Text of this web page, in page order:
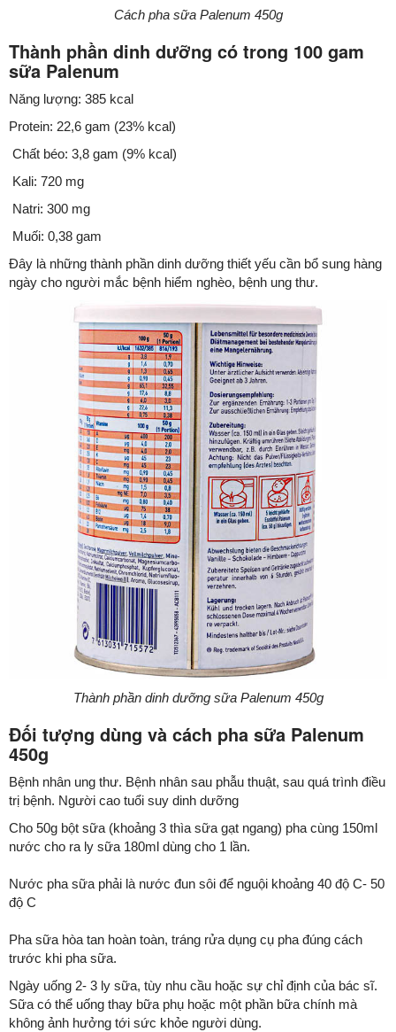
Cách pha sữa Palenum 450g
Thành phần dinh dưỡng có trong 100 gam
sữa Palenum
Năng lượng: 385 kcal
Protein: 22,6 gam (23% kcal)
Chất béo: 3,8 gam (9% kcal)
Kali: 720 mg
Natri: 300 mg
Muối: 0,38 gam
Đây là những thành phần dinh dưỡng thiết yếu cần bổ sung hàng
ngày cho người mắc bệnh hiểm nghèo, bệnh ung thư.
Thành phần dinh dưỡng sữa Palenum 450g
Đối tượng dùng và cách pha sữa Palenum
450g
Bệnh nhân ung thư. Bệnh nhân sau phẫu thuật, sau quá trình điều
trị bệnh. Người cao tuổi suy dinh dưỡng
Cho 50g bột sữa (khoảng 3 thìa sữa gạt ngang) pha cùng 150ml
nước cho ra ly sữa 180ml dùng cho 1 lần.
Nước pha sữa phải là nước đun sôi để nguội khoảng 40 độ C- 50
độ C
Pha sữa hòa tan hoàn toàn, tráng rửa dụng cụ pha đúng cách
trước khi pha sữa.
Ngày uống 2- 3 ly sữa, tùy nhu cầu hoặc sự chỉ định của bác sĩ.
Sữa có thể uống thay bữa phụ hoặc một phần bữa chính mà
không ảnh hưởng tới sức khỏe người dùng.